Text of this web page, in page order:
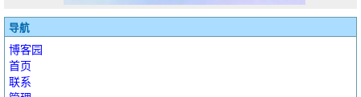
导航
博客园
首页
联系